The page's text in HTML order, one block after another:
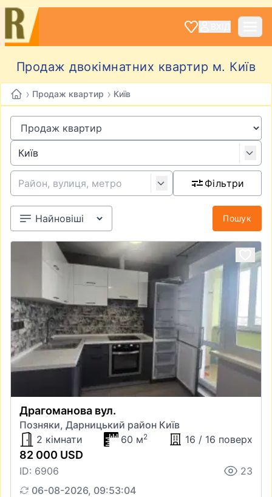
Продаж двокімнатних квартир м. Київ
› Продаж квартир › Київ
Фільтри
Пошук
Драгоманова вул.
Позняки, Дарницький район Київ
2 кімнати
60 м2 16 / 16 поверх
82 000 USD
ID: 6906
23
06-08-2026, 09:53:04